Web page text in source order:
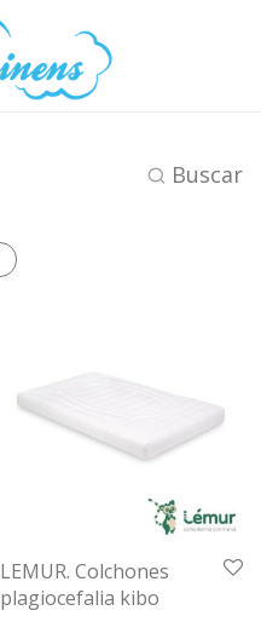
Buscar
LEMUR. Colchones
plagiocefalia kibo